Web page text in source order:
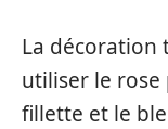
La décoration
utiliser le rose
fillette et le